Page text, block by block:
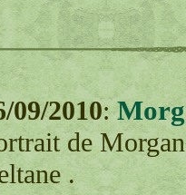
09/2010:
de
.